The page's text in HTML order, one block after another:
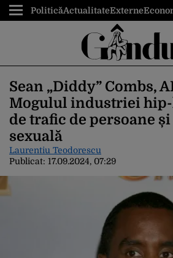
PoliticăActualitateExterne
Sean „Diddy” Combs,
Mogulul industriei hip-
de trafic de persoane
sexuală
Laurentiu Teodorescu
Publicat: 17.09.2024, 07:29